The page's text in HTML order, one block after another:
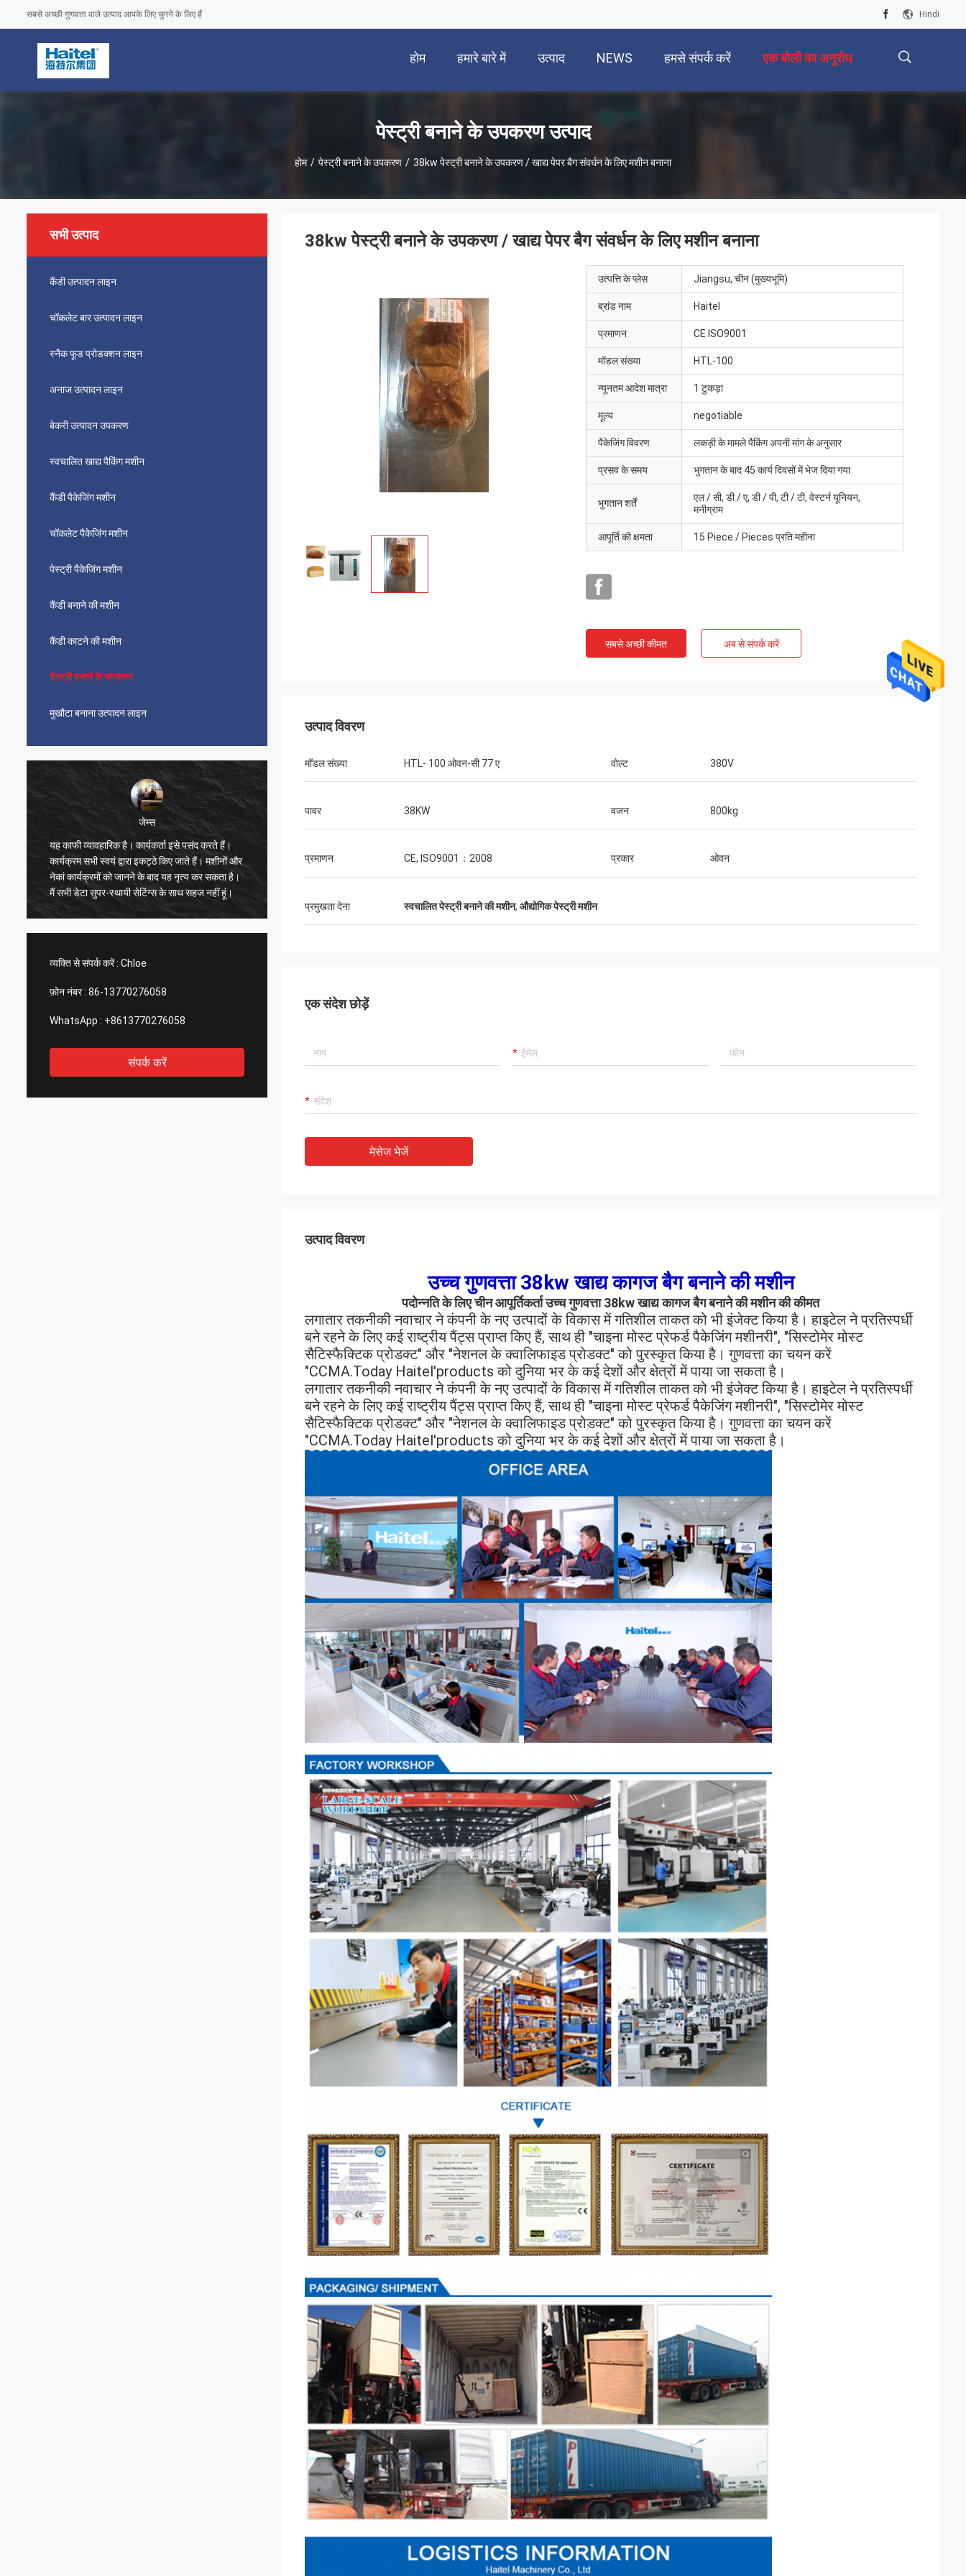
सबसे अच्छी गुणवत्ता वाले उत्पाद आपके लिए चुनने के लिए हैं Hindi
होम हमारे बारे में उत्पाद NEWS हमसे संपर्क करें एक बोली का अनुरोध
पेस्ट्री बनाने के उपकरण उत्पाद
होम / पेस्ट्री बनाने के उपकरण / 38kw पेस्ट्री बनाने के उपकरण / खाद्य पेपर बैग संवर्धन के लिए मशीन बनाना
सभी उत्पाद
कैंडी उत्पादन लाइन
चॉकलेट बार उत्पादन लाइन
स्नैक फूड प्रोडक्शन लाइन
अनाज उत्पादन लाइन
बेकरी उत्पादन उपकरण
स्वचालित खाद्य पैकिंग मशीन
कैंडी पैकेजिंग मशीन
चॉकलेट पैकेजिंग मशीन
पेस्ट्री पैकेजिंग मशीन
कैंडी बनाने की मशीन
कैंडी काटने की मशीन
पेस्ट्री बनाने के उपकरण
मुखौटा बनाना उत्पादन लाइन
मुख्तार
सुंदर, सुविधाजनक, वायुमंडलीय, वास्तविक, लॉजिस्टिक्स
भी बहुत तेज है, बहुत सारी मशीनों का चयन करें, इसे देखें,
बहुत संतुष्ट हैं, पैकेजिंग बहुत कठिन है, सख्त है, विक्रेताओं
ने वीडियो भेजा है, कमीशन इंजीनियर की व्यवस्था भी बहुत
तेज है, भौतिक और विक्रेता का विवरण एक-से-एक,
मशीनरी बहुत अच्छी है, एक साल की वारंटी, जीवन भर
सेवा। मशीन अच्छी गुणवत्ता की है।
व्यक्ति से संपर्क करें : Chloe
फ़ोन नंबर : 86-13770276058
WhatsApp : +8613770276058
संपर्क करें
38kw पेस्ट्री बनाने के उपकरण / खाद्य पेपर बैग संवर्धन के लिए मशीन बनाना
उत्पत्ति के प्लेस Jiangsu, चीन (मुख्यभूमि)
ब्रांड नाम Haitel
प्रमाणन CE ISO9001
मॉडल संख्या HTL-100
न्यूनतम आदेश मात्रा 1 टुकड़ा
मूल्य negotiable
पैकेजिंग विवरण लकड़ी के मामले पैकिंग अपनी मांग के अनुसार
प्रसव के समय भुगतान के बाद 45 कार्य दिवसों में भेज दिया गया
भुगतान शर्तें
एल / सी, डी / ए, डी / पी, टी / टी, वेस्टर्न यूनियन,
मनीग्राम
आपूर्ति की क्षमता 15 Piece / Pieces प्रति महीना
सबसे अच्छी कीमत अब से संपर्क करें
उत्पाद विवरण
मॉडल संख्या HTL- 100 ओवन-सी 77 ए वोल्ट 380V
पावर 38KW वजन 800kg
प्रमाणन CE, ISO9001：2008 प्रकार ओवन
प्रमुखता देना स्वचालित पेस्ट्री बनाने की मशीन, औद्योगिक पेस्ट्री मशीन
एक संदेश छोड़ें
मेसेज भेजें
उत्पाद विवरण
उच्च गुणवत्ता 38kw खाद्य कागज बैग बनाने की मशीन
पदोन्नति के लिए चीन आपूर्तिकर्ता उच्च गुणवत्ता 38kw खाद्य कागज बैग बनाने की मशीन की कीमत
लगातार तकनीकी नवाचार ने कंपनी के नए उत्पादों के विकास में गतिशील ताकत को भी इंजेक्ट किया है। हाइटेल ने प्रतिस्पर्धी
बने रहने के लिए कई राष्ट्रीय पैंट्स प्राप्त किए हैं, साथ ही "चाइना मोस्ट प्रेफर्ड पैकेजिंग मशीनरी", "सिस्टोमेर मोस्ट
सैटिस्फैक्टिक प्रोडक्ट" और "नेशनल के क्वालिफाइड प्रोडक्ट" को पुरस्कृत किया है। गुणवत्ता का चयन करें
"CCMA.Today Haitel'products को दुनिया भर के कई देशों और क्षेत्रों में पाया जा सकता है।
लगातार तकनीकी नवाचार ने कंपनी के नए उत्पादों के विकास में गतिशील ताकत को भी इंजेक्ट किया है। हाइटेल ने प्रतिस्पर्धी
बने रहने के लिए कई राष्ट्रीय पैंट्स प्राप्त किए हैं, साथ ही "चाइना मोस्ट प्रेफर्ड पैकेजिंग मशीनरी", "सिस्टोमेर मोस्ट
सैटिस्फैक्टिक प्रोडक्ट" और "नेशनल के क्वालिफाइड प्रोडक्ट" को पुरस्कृत किया है। गुणवत्ता का चयन करें
"CCMA.Today Haitel'products को दुनिया भर के कई देशों और क्षेत्रों में पाया जा सकता है।